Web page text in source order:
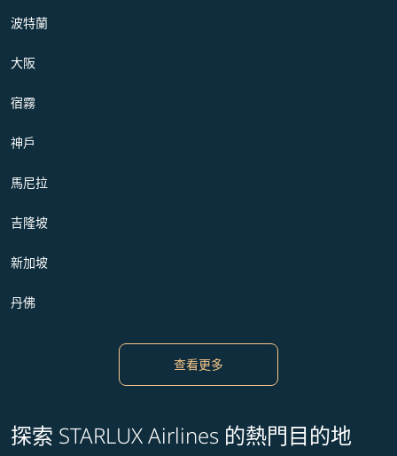
波特蘭
大阪
宿霧
神戶
馬尼拉
吉隆坡
新加坡
丹佛
查看更多
探索 STARLUX Airlines 的熱門目的地